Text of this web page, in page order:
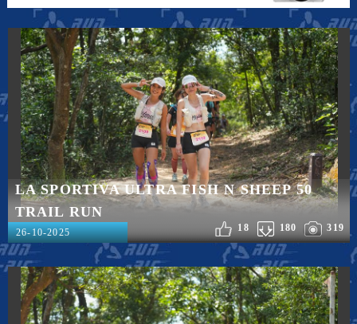
LA SPORTIVA ULTRA FISH N SHEEP 50
TRAIL RUN
319
180
18
26-10-2025